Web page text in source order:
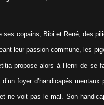
ses copains, Bibi et René, des
leur passion commune, les
propose alors à Henri de se
foyer d’handicapés
ne voit pas le mal. Son